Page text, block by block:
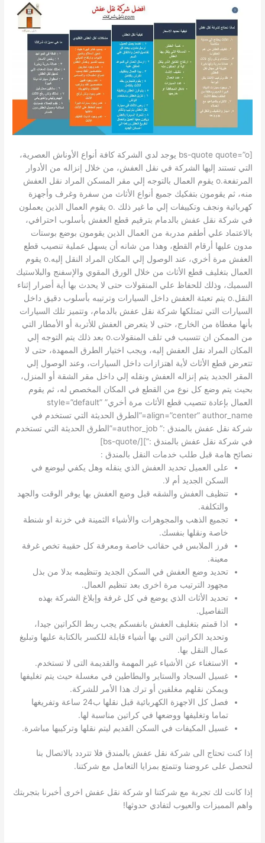
[bs-quote quote=”o يوجد لدي الشركة كافة أنواع الأوناش العصرية،
التي تستند إليها الشركة في نقل العفش، من خلال إنزاله من الأدوار
المرتفعة.o يقوم العمال بالتوجه إلي مقر المسكن المراد نقل العفش
منه، ثم يقومون بتفكيك جميع أنواع الأثاث من سفرة وغرف وأجهزة
كهربائية ونجف وتكييفات إلي ما غير ذلك .o يقوم العمال الذين يعملون
في شركة نقل عفش بالدمام بترقيم قطع العفش بأسلوب احترافي،
بالاعتماد علي أطقم مدربة من العمال الذين يقومون بوضع بوستات
مدون عليها أرقام القطع، وهذا من شانه أن يسهل عملية تنصيب قطع
العفش مرة أخري، عند الوصول إلي المكان المراد النقل إليه.o يقوم
العمال بتغليف قطع الأثاث من خلال الورق المقوي والإسفنج والبلاستيك
السميك، وذلك للحفاظ علي المنقولات حتى لا يحدث بها أية أضرار إثناء
النقل.o يتم تعبئة العفش داخل السيارات وترتيبه بأسلوب دقيق داخل
السيارات التي تمتلكها شركة نقل عفش بالدمام، وتتميز تلك السيارات
بأنها مغطاة من الخارج، حتى لا يتعرض العفش للأتربة أو الأمطار التي
من الممكن ان تتسبب في تلف المنقولات.o بعد ذلك يتم التوجه إلي
المكان المراد نقل العفش إليه، ويجب اختيار الطرق الممهدة، حتى لا
تتعرض قطع الأثاث لأية اهتزازات داخل السيارات، وعند الوصول إلي
المقر الجديد يتم إنزاله العفش ونقله إلي داخل مقر الشقة أو المنزل،
بحيث يتم وضع كل نوع من القطع في المكان المخصص له، ثم يقوم
العمال بإعادة تنصيب قطع الأثاث مرة أخري” style=”default”
align=”center” author_name=”الطرق الحديثة التي تستخدم في
شركة نقل عفش بالمندق :” author_job=”الطرق الحديثة التي تستخدم
في شركة نقل عفش بالمندق :”][/bs-quote]
نصائح هامة قبل طلب خدمات النقل بالمندق :
على العميل تحديد العفش الذي ينقله وهل يكفي ليوضع في
السكن الجديد أم لا.
تنظيف العفش والشقه قبل وضع العفش بها يوفر الوقت والجهد
والتكلفة.
تجميع الذهب والمجوهرات والأشياء الثمينة في خزنة او شنطة
خاصة ونقلها بنفسك.
فرز الملابس في حقائب خاصة ومعرفة كل حقيبة تخص غرفة
معينة.
تحديد وضع العفش في السكن الجديد وتنظيمه بدلا من بذل
مجهود الترتيب مرة اخرى بعد تنظيم العمال.
تحديد الأثاث الذي يوضع في كل غرفة وإبلاغ الشركة بهذه
التفاصيل.
اذا قمتم بتغليف العفش بانفسكم يجب ربط الكراتين جيدا،
وتحديد الكراتين التى بها أشياء قابلة للكسر بالكتابة عليها وتبليغ
عمال النقل بها.
الاستغناء عن الأشياء غير المهمة والقديمة التى لا تستخدم.
غسيل السجاد والستاير والبطاطين في مغسلة حيث يتم تغليفها
ويمكن نقلهم مغلفين أو ترك هذا الأمر للشركة.
فصل كل الاجهزة الكهربائية قبل نقلها ب24 ساعة وتفريغها
تماما وتغليفها ووضعها في كراتين مناسبة لها.
غسيل المكيفات في السكن القديم ليتم نقلها وتركيبها مباشرة.
إذا كنت تحتاج الى شركة نقل عفش بالمندق فلا تتردد بالاتصال بنا
لتحصل على عروضنا وتتمتع بمزايا التعامل مع شركتنا.
إذا كانت لك تجربة مع شركتنا او شركة نقل عفش اخرى أخبرنا بتجربتك
واهم المميزات والعيوب لتفادي حدوثها!